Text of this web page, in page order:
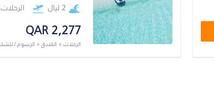
2 ليال
QAR 2,277
الرحلات + الفندق + الرسوم /